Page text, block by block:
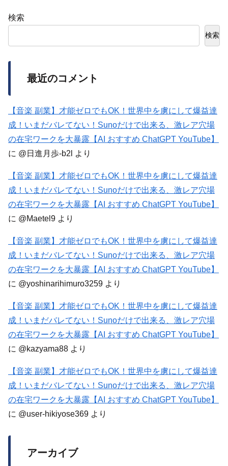
検索
検索
最近のコメント
【音楽 副業】才能ゼロでもOK！世界中を虜にして爆益達
成！いまだバレてない！Sunoだけで出来る、激レア穴場
の在宅ワークを大暴露【AI おすすめ ChatGPT YouTube】
に @日進月歩-b2l より
【音楽 副業】才能ゼロでもOK！世界中を虜にして爆益達
成！いまだバレてない！Sunoだけで出来る、激レア穴場
の在宅ワークを大暴露【AI おすすめ ChatGPT YouTube】
に @Maetel9 より
【音楽 副業】才能ゼロでもOK！世界中を虜にして爆益達
成！いまだバレてない！Sunoだけで出来る、激レア穴場
の在宅ワークを大暴露【AI おすすめ ChatGPT YouTube】
に @yoshinarihimuro3259 より
【音楽 副業】才能ゼロでもOK！世界中を虜にして爆益達
成！いまだバレてない！Sunoだけで出来る、激レア穴場
の在宅ワークを大暴露【AI おすすめ ChatGPT YouTube】
に @kazyama88 より
【音楽 副業】才能ゼロでもOK！世界中を虜にして爆益達
成！いまだバレてない！Sunoだけで出来る、激レア穴場
の在宅ワークを大暴露【AI おすすめ ChatGPT YouTube】
に @user-hikiyose369 より
アーカイブ